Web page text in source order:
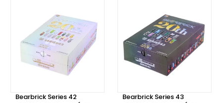
Bearbrick Series 42
Bearbrick Series 43